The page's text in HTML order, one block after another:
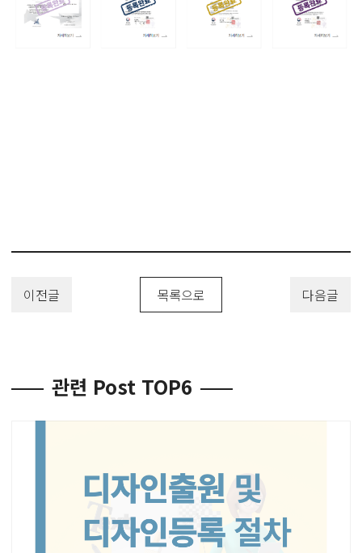
이전글 목록으로 다음글
관련 Post TOP6